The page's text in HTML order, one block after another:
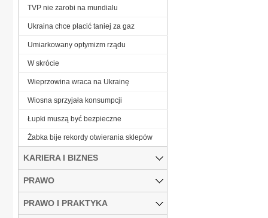
TVP nie zarobi na mundialu
Ukraina chce płacić taniej za gaz
Umiarkowany optymizm rządu
W skrócie
Wieprzowina wraca na Ukrainę
Wiosna sprzyjała konsumpcji
Łupki muszą być bezpieczne
Żabka bije rekordy otwierania sklepów
KARIERA I BIZNES
PRAWO
PRAWO I PRAKTYKA